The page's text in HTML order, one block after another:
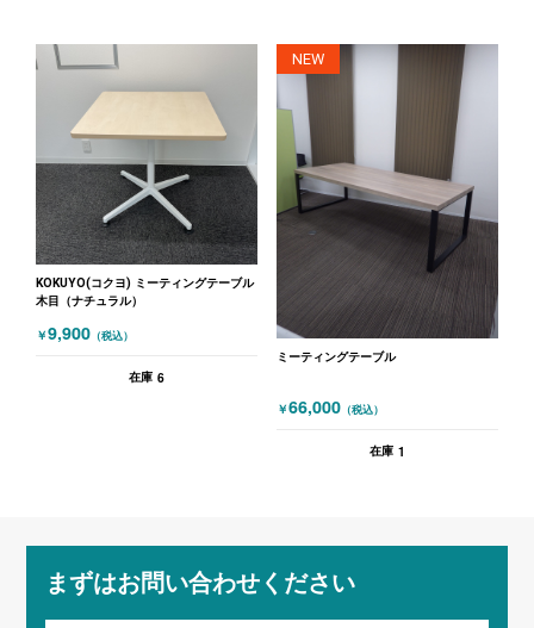
KOKUYO(コクヨ) ミーティングテーブル
木目（ナチュラル）
￥9,900 （税込）
在庫 6
NEW
ミーティングテーブル
￥66,000 （税込）
在庫 1
まずはお問い合わせください